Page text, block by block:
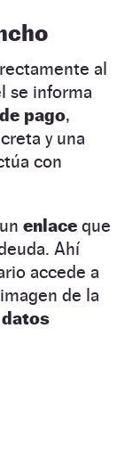
al
se informa
pago,
y una
con
enlace que
Ahí
accede a
de la
datos